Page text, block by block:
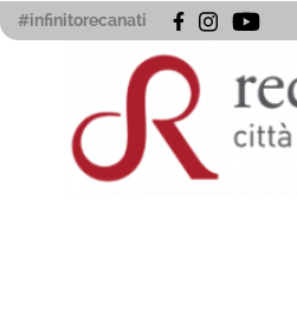
Vai
al
#infinitorecanati